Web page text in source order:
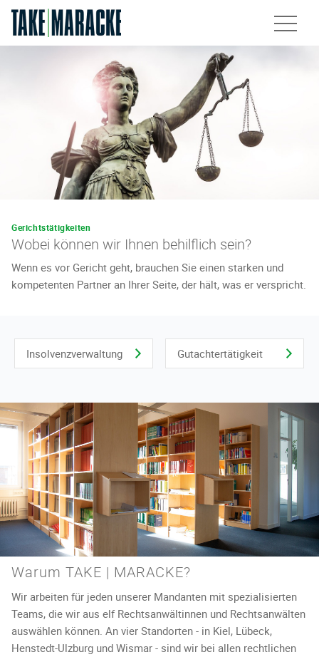
Unsere Services
Rechtsberatung
Insolvenzverwaltung
Gerichtstätigkeiten
Kanzlei
Karriere
Kontakt
Gerichtstätigkeiten
Wobei können wir Ihnen behilflich sein?
Wenn es vor Gericht geht, brauchen Sie einen starken und
kompetenten Partner an Ihrer Seite, der hält, was er verspricht.
Insolvenzverwaltung Gutachtertätigkeit
Warum TAKE | MARACKE?
Wir arbeiten für jeden unserer Mandanten mit spezialisierten
Teams, die wir aus elf Rechtsanwältinnen und Rechtsanwälten
auswählen können. An vier Standorten - in Kiel, Lübeck,
Henstedt-Ulzburg und Wismar - sind wir bei allen rechtlichen